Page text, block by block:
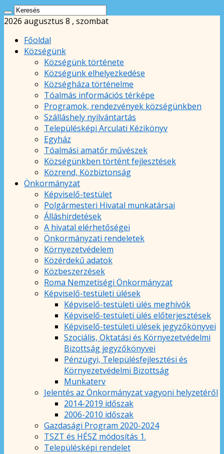
2026 augusztus 8 , szombat
Főoldal
Községünk
Községünk története
Községünk elhelyezkedése
Községháza történelme
Tóalmás információs térképe
Programok, rendezvények községünkben
Szálláshely nyilvántartás
Településképi Arculati Kézikönyv
Egyház
Tóalmási amatőr művészek
Községünkben történt fejlesztések
Közrend, Közbiztonság
Önkormányzat
Képviselő-testület
Polgármesteri Hivatal munkatársai
Álláshirdetések
A hivatal elérhetőségei
Önkormányzati rendeletek
Környezetvédelem
Közérdekű adatok
Közbeszerzések
Roma Nemzetiségi Önkormányzat
Képviselő-testületi ülések
Képviselő-testületi ülés meghívók
Képviselő-testületi ülés előterjesztések
Képviselő-testületi ülések jegyzőkönyvei
Szociális, Oktatási és Környezetvédelmi
Bizottság jegyzőkönyvei
Pénzügyi, Településfejlesztési és
Környezetvédelmi Bizottság
Munkaterv
Jelentés az Önkormányzat vagyoni helyzetéről
2014-2019 időszak
2006-2010 időszak
Gazdasági Program 2020-2024
TSZT és HÉSZ módosítás 1.
Településképi rendelet